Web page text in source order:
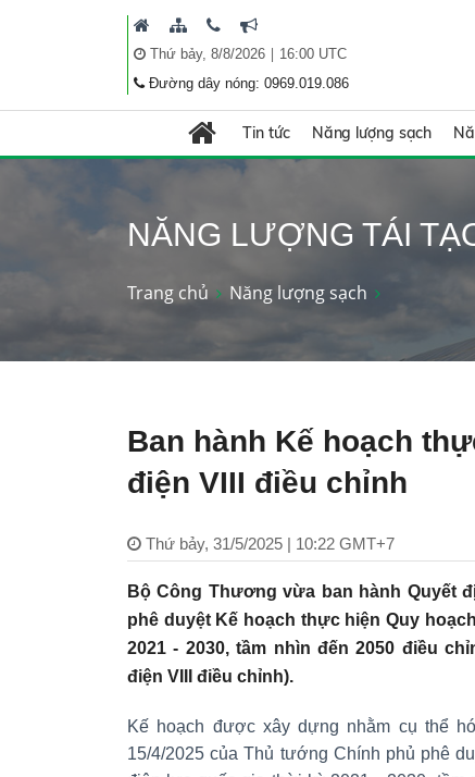
Thứ bảy, 8/8/2026| 16:00 UTC
Đường dây nóng: 0969.019.086
Tin tức Năng lượng sạch
NĂNG LƯỢNG TÁI
Trang chủ Năng lượng sạch
Ban hành Kế hoạch
điện VIII điều chỉnh
Thứ bảy, 31/5/2025 | 10:22 GMT+7
Bộ Công Thương vừa ban hành Quyết
phê duyệt Kế hoạch thực hiện Quy
2021 - 2030, tầm nhìn đến 2050 điều
điện VIII điều chỉnh).
Kế hoạch được xây dựng nhằm cụ thể
15/4/2025 của Thủ tướng Chính phủ phê